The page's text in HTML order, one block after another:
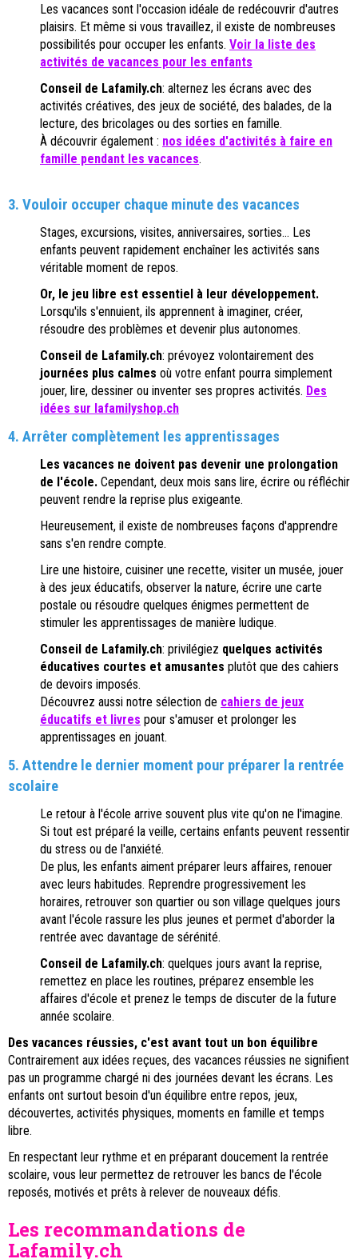
Les vacances sont l'occasion idéale de redécouvrir d'autres
plaisirs. Et même si vous travaillez, il existe de nombreuses
possibilités pour occuper les enfants. Voir la liste des
activités de vacances pour les enfants
Conseil de Lafamily.ch: alternez les écrans avec des
activités créatives, des jeux de société, des balades, de la
lecture, des bricolages ou des sorties en famille.
À découvrir également : nos idées d'activités à faire en
famille pendant les vacances.
3. Vouloir occuper chaque minute des vacances
Stages, excursions, visites, anniversaires, sorties... Les
enfants peuvent rapidement enchaîner les activités sans
véritable moment de repos.
Or, le jeu libre est essentiel à leur développement.
Lorsqu'ils s'ennuient, ils apprennent à imaginer, créer,
résoudre des problèmes et devenir plus autonomes.
Conseil de Lafamily.ch: prévoyez volontairement des
journées plus calmes où votre enfant pourra simplement
jouer, lire, dessiner ou inventer ses propres activités. Des
idées sur lafamilyshop.ch
4. Arrêter complètement les apprentissages
Les vacances ne doivent pas devenir une prolongation
de l'école. Cependant, deux mois sans lire, écrire ou réfléchir
peuvent rendre la reprise plus exigeante.
Heureusement, il existe de nombreuses façons d'apprendre
sans s'en rendre compte.
Lire une histoire, cuisiner une recette, visiter un musée, jouer
à des jeux éducatifs, observer la nature, écrire une carte
postale ou résoudre quelques énigmes permettent de
stimuler les apprentissages de manière ludique.
Conseil de Lafamily.ch: privilégiez quelques activités
éducatives courtes et amusantes plutôt que des cahiers
de devoirs imposés.
Découvrez aussi notre sélection de cahiers de jeux
éducatifs et livres pour s'amuser et prolonger les
apprentissages en jouant.
5. Attendre le dernier moment pour préparer la rentrée
scolaire
Le retour à l'école arrive souvent plus vite qu'on ne l'imagine.
Si tout est préparé la veille, certains enfants peuvent ressentir
du stress ou de l'anxiété.
De plus, les enfants aiment préparer leurs affaires, renouer
avec leurs habitudes. Reprendre progressivement les
horaires, retrouver son quartier ou son village quelques jours
avant l'école rassure les plus jeunes et permet d'aborder la
rentrée avec davantage de sérénité.
Conseil de Lafamily.ch: quelques jours avant la reprise,
remettez en place les routines, préparez ensemble les
affaires d'école et prenez le temps de discuter de la future
année scolaire.
Des vacances réussies, c'est avant tout un bon équilibre
Contrairement aux idées reçues, des vacances réussies ne signifient
pas un programme chargé ni des journées devant les écrans. Les
enfants ont surtout besoin d'un équilibre entre repos, jeux,
découvertes, activités physiques, moments en famille et temps
libre.
En respectant leur rythme et en préparant doucement la rentrée
scolaire, vous leur permettez de retrouver les bancs de l'école
reposés, motivés et prêts à relever de nouveaux défis.
Les recommandations de
Lafamily.ch